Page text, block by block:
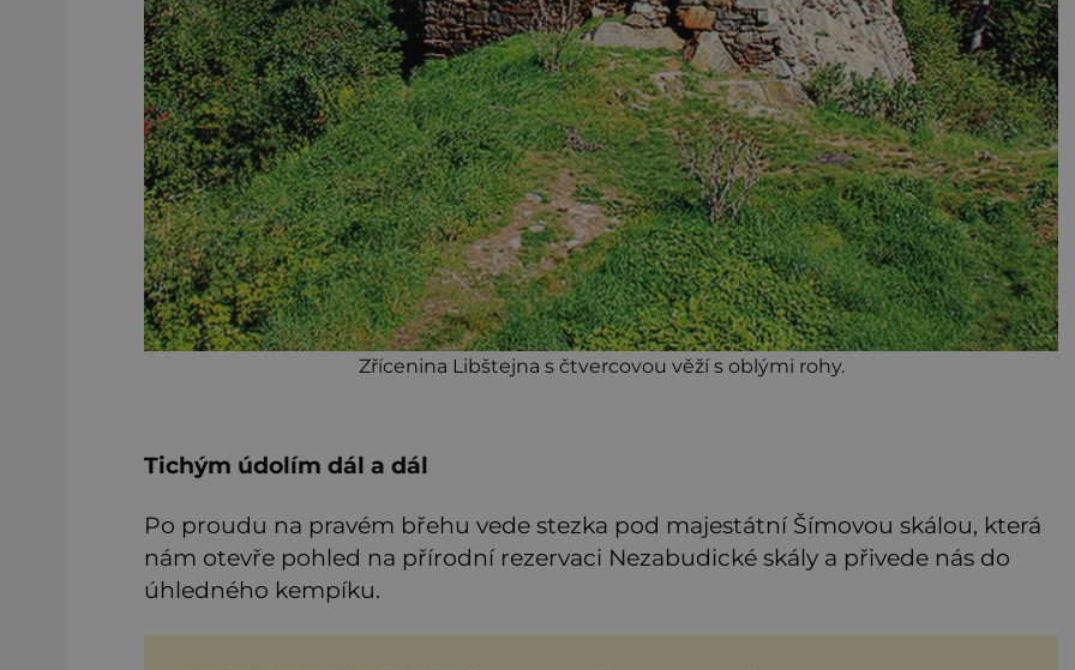
Zřícenina Libštejna s čtvercovou věží s oblými rohy.
Tichým údolím dál a dál
Po proudu na pravém břehu vede stezka pod majestátní Šímovou skálou, která
nám otevře pohled na přírodní rezervaci Nezabudické skály a přivede nás do
úhledného kempíku.